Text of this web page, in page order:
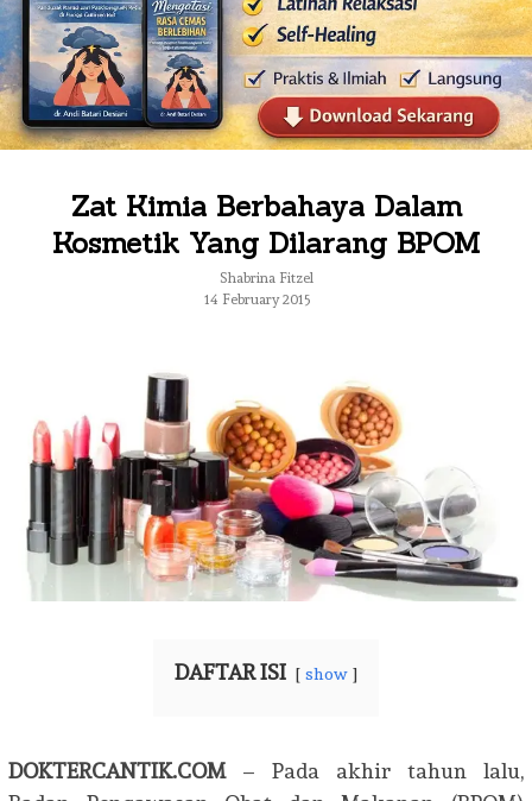
Zat Kimia Berbahaya Dalam
Kosmetik Yang Dilarang BPOM
Shabrina Fitzel
14 February 2015
DAFTAR ISI show
DOKTERCANTIK.COM– Pada akhir tahun lalu,